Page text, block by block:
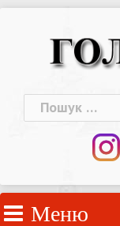
Пошук:
Меню